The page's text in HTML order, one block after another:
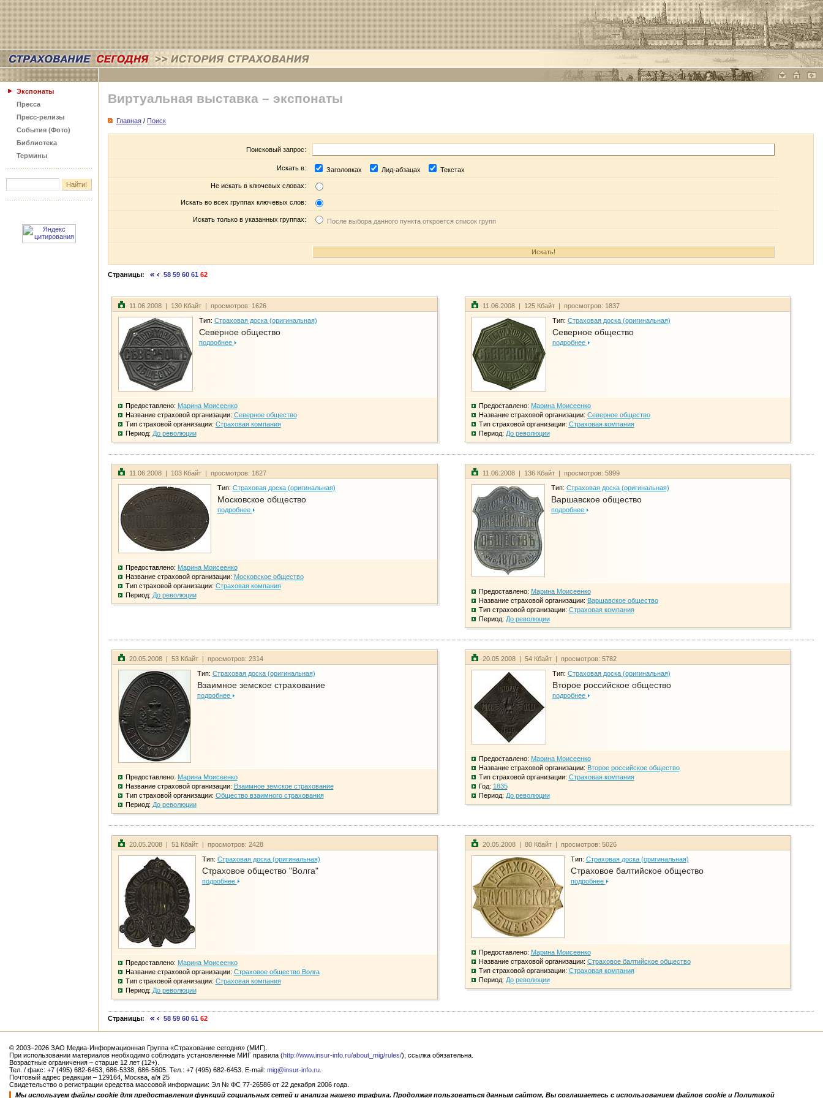
Экспонаты
Пресса
Пресс-релизы
События (Фото)
Библиотека
Термины
Виртуальная выставка – экспонаты
Главная / Поиск
Поисковый запрос:
Искать в: Заголовках Лид-абзацах Текстах
Не искать в ключевых словах:
Искать во всех группах ключевых слов:
Искать только в указанных группах: После выбора данного пункта откроется список групп
Страницы: 58 59 60 61 62
11.06.2008 | 130 Кбайт | просмотров: 1626
Тип: Страховая доска (оригинальная)
Северное общество
подробнее
Предоставлено: Марина Моисеенко
Название страховой организации: Северное общество
Тип страховой организации: Страховая компания
Период: До революции
11.06.2008 | 125 Кбайт | просмотров: 1837
Тип: Страховая доска (оригинальная)
Северное общество
подробнее
Предоставлено: Марина Моисеенко
Название страховой организации: Северное общество
Тип страховой организации: Страховая компания
Период: До революции
11.06.2008 | 103 Кбайт | просмотров: 1627
Тип: Страховая доска (оригинальная)
Московское общество
подробнее
Предоставлено: Марина Моисеенко
Название страховой организации: Московское общество
Тип страховой организации: Страховая компания
Период: До революции
11.06.2008 | 136 Кбайт | просмотров: 5999
Тип: Страховая доска (оригинальная)
Варшавское общество
подробнее
Предоставлено: Марина Моисеенко
Название страховой организации: Варшавское общество
Тип страховой организации: Страховая компания
Период: До революции
20.05.2008 | 53 Кбайт | просмотров: 2314
Тип: Страховая доска (оригинальная)
Взаимное земское страхование
подробнее
Предоставлено: Марина Моисеенко
Название страховой организации: Взаимное земское страхование
Тип страховой организации: Общество взаимного страхования
Период: До революции
20.05.2008 | 54 Кбайт | просмотров: 5782
Тип: Страховая доска (оригинальная)
Второе российское общество
подробнее
Предоставлено: Марина Моисеенко
Название страховой организации: Второе российское общество
Тип страховой организации: Страховая компания
Год: 1835
Период: До революции
20.05.2008 | 51 Кбайт | просмотров: 2428
Тип: Страховая доска (оригинальная)
Страховое общество "Волга"
подробнее
Предоставлено: Марина Моисеенко
Название страховой организации: Страховое общество Волга
Тип страховой организации: Страховая компания
Период: До революции
20.05.2008 | 80 Кбайт | просмотров: 5026
Тип: Страховая доска (оригинальная)
Страховое балтийское общество
подробнее
Предоставлено: Марина Моисеенко
Название страховой организации: Страховое балтийское общество
Тип страховой организации: Страховая компания
Период: До революции
Страницы: 58 59 60 61 62
© 2003–2026 ЗАО Медиа-Информационная Группа «Страхование сегодня» (МИГ).
При использовании материалов необходимо соблюдать установленные МИГ правила (http://www.insur-info.ru/about_mig/rules/), ссылка обязательна.
Возрастные ограничения – старше 12 лет (12+).
Тел. / факс: +7 (495) 682-6453, 686-5338, 686-5605. Тел.: +7 (495) 682-6453. E-mail: mig@insur-info.ru
Почтовый адрес редакции – 129164, Москва, а/я 25
Свидетельство о регистрации средства массовой информации: Эл № ФС 77-26586 от 22 декабря 2006 года.
Мы используем файлы cookie для предоставления функций социальных сетей и анализа нашего трафика. Продолжая пользоваться данным сайтом, Вы соглашаетесь с использованием файлов cookie и Политикой